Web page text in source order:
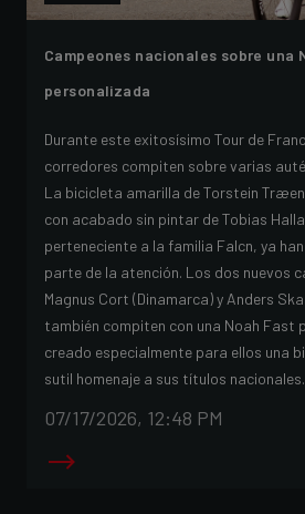
Campeones nacionales sobre una
personalizada
Durante este exitosísimo Tour de
corredores compiten sobre varias
La bicicleta amarilla de Torstein
con acabado sin pintar de Tobias
perteneciente a la familia Falcn, ya
parte de la atención. Los dos nuevos
Magnus Cort (Dinamarca) y Anders
también compiten con una Noah Fast
creado especialmente para ellos una
sutil homenaje a sus títulos nacionales.
07/17/2026, 12:48 PM